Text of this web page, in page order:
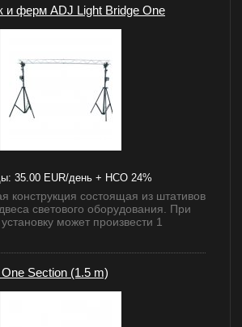
и ферм ADJ Light Bridge One
35.00 EUR/день + НСО 24%
конструкция состоящая из штативов
светового оборудования. При
может произвести 1
Section (1.5 m)